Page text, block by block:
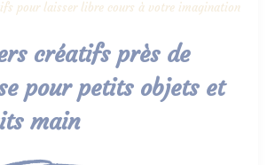
pour laisser libre cours à votre imagination
créatifs près de
pour petits objets et
main